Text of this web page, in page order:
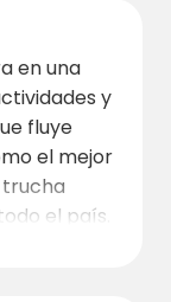
en una
y
fluye
el mejor
el país.
la